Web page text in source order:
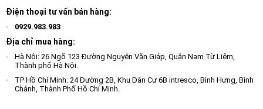
Điện thoại tư vấn bán hàng:
0929.983.983
Địa chỉ mua hàng:
Hà Nội: 26 Ngõ 123 Đường Nguyễn Văn Giáp, Quận Nam Từ Liêm,
Thành phố Hà Nội.
TP Hồ Chí Minh: 24 Đường 2B, Khu Dân Cư 6B intresco, Bình Hưng, Bình
Chánh, Thành Phố Hồ Chí Minh.